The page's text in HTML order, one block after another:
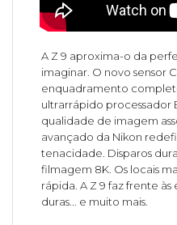
A Z 9 aproxima-o da
imaginar. O novo sensor
enquadramento
ultrarrápido processador
qualidade de imagem
avançado da Nikon
tenacidade. Disparos
filmagem 8K. Os locais
rápida. A Z 9 faz frente às
duras... e muito mais.